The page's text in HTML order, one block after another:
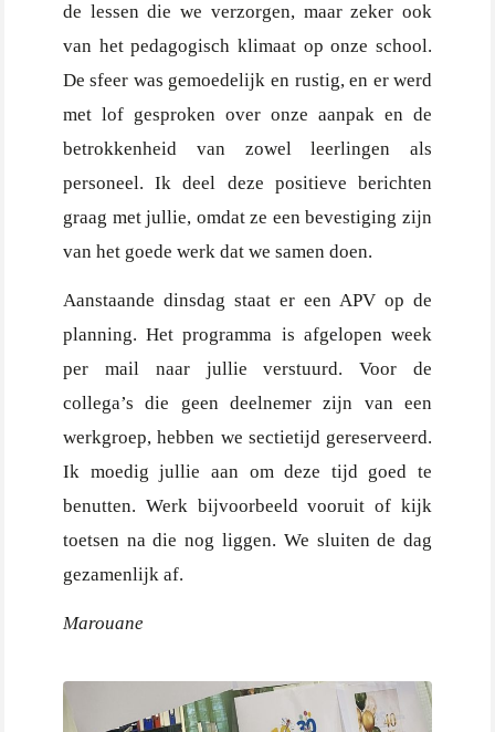
de lessen die we verzorgen, maar zeker ook
van het pedagogisch klimaat op onze school.
De sfeer was gemoedelijk en rustig, en er werd
met lof gesproken over onze aanpak en de
betrokkenheid van zowel leerlingen als
personeel. Ik deel deze positieve berichten
graag met jullie, omdat ze een bevestiging zijn
van het goede werk dat we samen doen.
Aanstaande dinsdag staat er een APV op de
planning. Het programma is afgelopen week
per mail naar jullie verstuurd. Voor de
collega’s die geen deelnemer zijn van een
werkgroep, hebben we sectietijd gereserveerd.
Ik moedig jullie aan om deze tijd goed te
benutten. Werk bijvoorbeeld vooruit of kijk
toetsen na die nog liggen. We sluiten de dag
gezamenlijk af.
Marouane